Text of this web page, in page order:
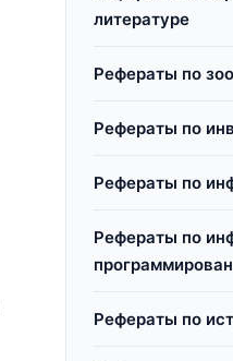
литературе
Рефераты по
Рефераты по
Рефераты по
Рефераты по
Рефераты по